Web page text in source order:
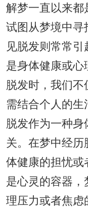
解梦一直以来都
试图从梦境中寻
见脱发则常常
是身体健康或
脱发时，我们
需结合个人的生
脱发作为一种身
关。在梦中经
体健康的担忧或
是心灵的容器
理压力或者焦虑